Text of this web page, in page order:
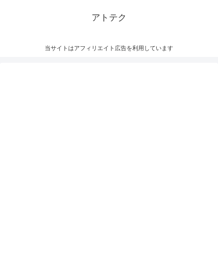
アトテク
当サイトはアフィリエイト広告を利用しています